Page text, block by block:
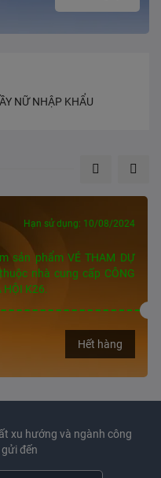
NỮ NHẬP KHẨU
Hạn sử dụng: 10/08/2024
sản phẩm VÉ THAM DỰ
nhà cung cấp CÔNG
HỘI K26.
Hết hàng
xu hướng và ngành công
đến